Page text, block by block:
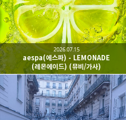
aespa(에스파) - LEMONADE
(레몬에이드) (뮤비/가사)
2026.07.15